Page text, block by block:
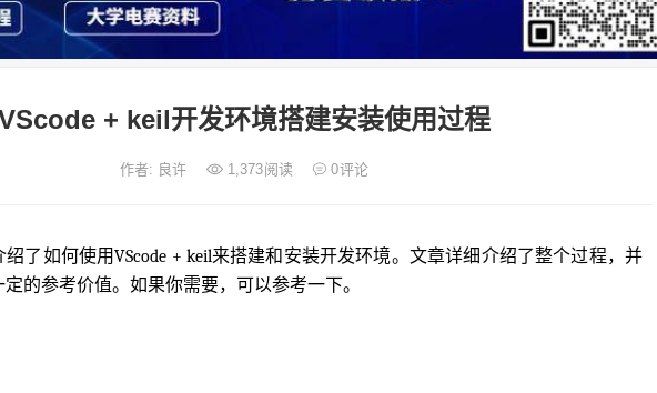
+ keil开发环境搭建安装使用过程
作者: 良许 1,373阅读 0评论
了如何使用VScode + keil来搭建和安装开发环境。文章详细介绍了整个过程，并
的参考价值。如果你需要，可以参考一下。